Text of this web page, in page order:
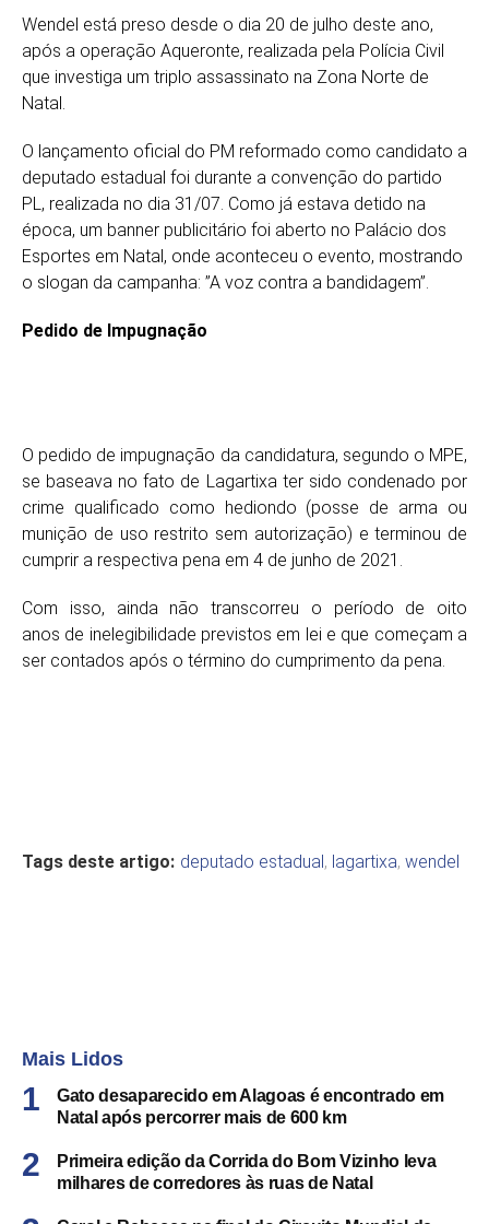
Wendel está preso desde o dia 20 de julho deste ano,
após a operação Aqueronte, realizada pela Polícia Civil
que investiga um triplo assassinato na Zona Norte de
Natal.
O lançamento oficial do PM reformado como candidato a
deputado estadual foi durante a convenção do partido
PL, realizada no dia 31/07. Como já estava detido na
época, um banner publicitário foi aberto no Palácio dos
Esportes em Natal, onde aconteceu o evento, mostrando
o slogan da campanha: ”A voz contra a bandidagem”.
Pedido de Impugnação
O pedido de impugnação da candidatura, segundo o MPE,
se baseava no fato de Lagartixa ter sido condenado por
crime qualificado como hediondo (posse de arma ou
munição de uso restrito sem autorização) e terminou de
cumprir a respectiva pena em 4 de junho de 2021.
Com isso, ainda não transcorreu o período de oito
anos de inelegibilidade previstos em lei e que começam a
ser contados após o término do cumprimento da pena.
Tags deste artigo: deputado estadual , lagartixa, wendel
Mais Lidos
Gato desaparecido em Alagoas é encontrado em
Natal após percorrer mais de 600 km
Primeira edição da Corrida do Bom Vizinho leva
milhares de corredores às ruas de Natal